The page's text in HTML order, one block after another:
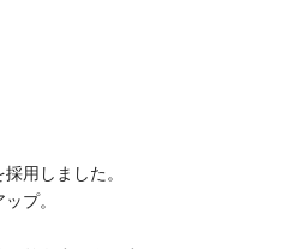
採用しました。
ップ。